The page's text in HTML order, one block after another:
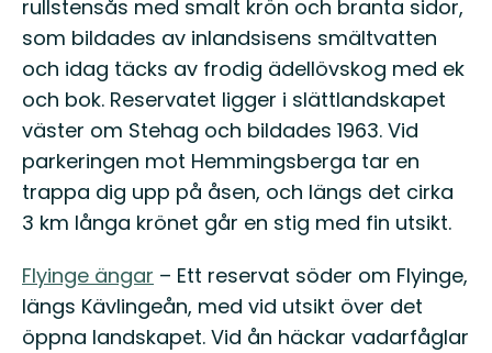
rullstensås med smalt krön och branta sidor,
som bildades av inlandsisens smältvatten
och idag täcks av frodig ädellövskog med ek
och bok. Reservatet ligger i slättlandskapet
väster om Stehag och bildades 1963. Vid
parkeringen mot Hemmingsberga tar en
trappa dig upp på åsen, och längs det cirka
3 km långa krönet går en stig med fin utsikt.
Flyinge ängar – Ett reservat söder om Flyinge,
längs Kävlingeån, med vid utsikt över det
öppna landskapet. Vid ån häckar vadarfåglar